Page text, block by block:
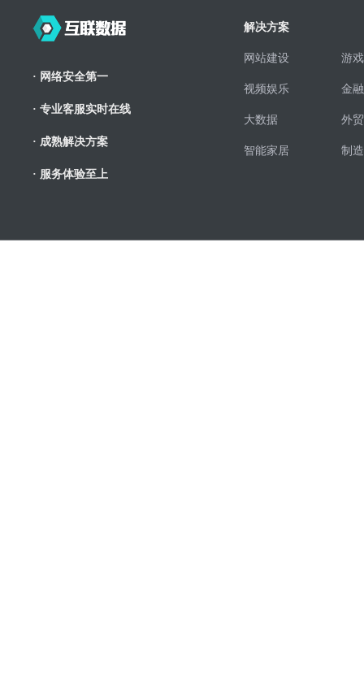
· 网络安全第一
· 专业客服实时在线
· 成熟解决方案
· 服务体验至上
解决方案
网站建设 游
视频娱乐 金
大数据 外
智能家居 制